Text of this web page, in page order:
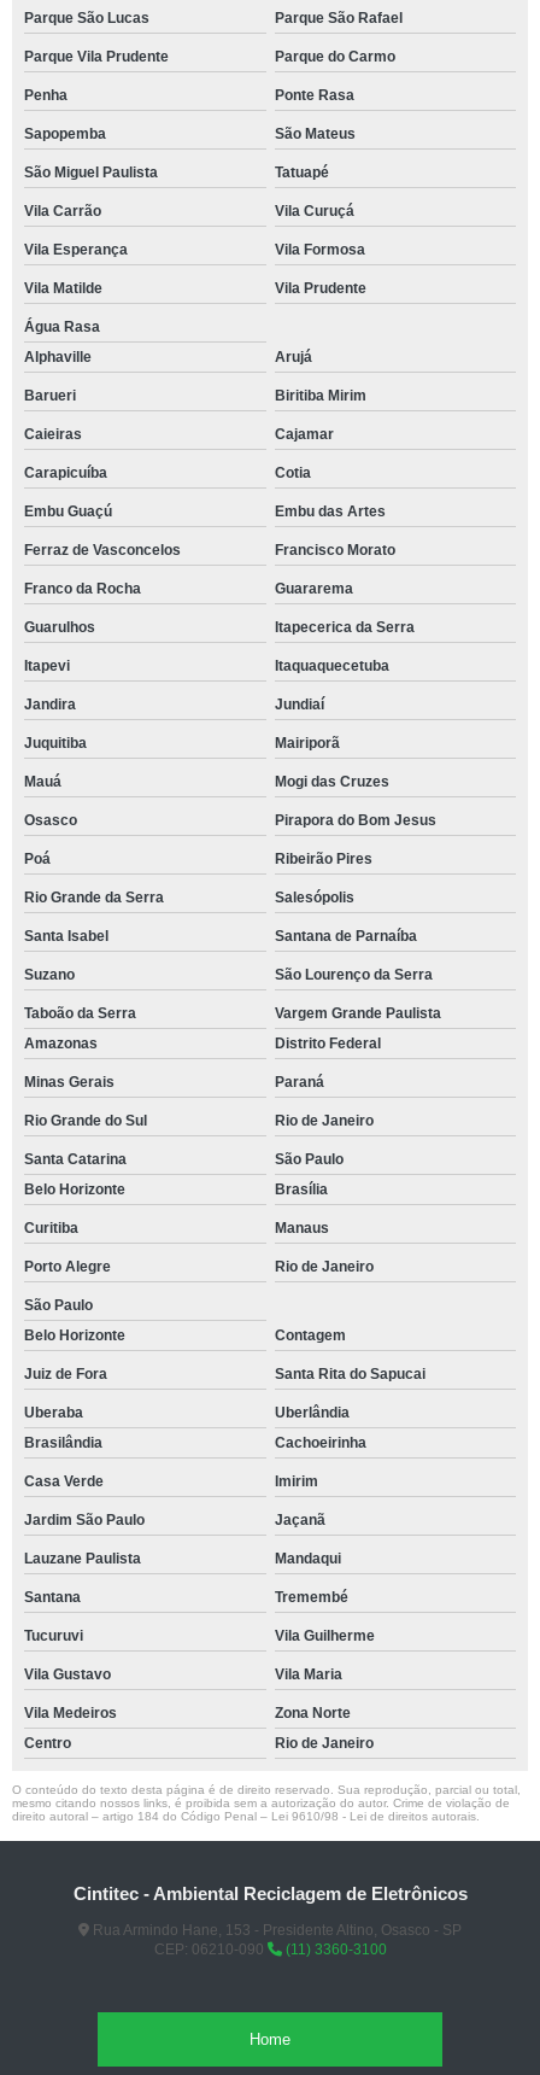
Parque São Lucas Parque São Rafael
Parque Vila Prudente Parque do Carmo
Penha Ponte Rasa
Sapopemba São Mateus
São Miguel Paulista Tatuapé
Vila Carrão Vila Curuçá
Vila Esperança Vila Formosa
Vila Matilde Vila Prudente
Água Rasa
Alphaville
Arujá
Barueri Biritiba Mirim
Caieiras Cajamar
Carapicuíba Cotia
Embu Guaçú Embu das Artes
Ferraz de Vasconcelos Francisco Morato
Franco da Rocha Guararema
Guarulhos Itapecerica da Serra
Itapevi Itaquaquecetuba
Jandira Jundiaí
Juquitiba Mairiporã
Mauá Mogi das Cruzes
Osasco Pirapora do Bom Jesus
Poá Ribeirão Pires
Rio Grande da Serra Salesópolis
Santa Isabel Santana de Parnaíba
Suzano São Lourenço da Serra
Taboão da Serra
Vargem Grande Paulista
Amazonas
Distrito Federal
Minas Gerais Paraná
Rio Grande do Sul Rio de Janeiro
Santa Catarina
São Paulo
Belo Horizonte
Brasília
Curitiba Manaus
Porto Alegre Rio de Janeiro
São Paulo
Belo Horizonte
Contagem
Juiz de Fora Santa Rita do Sapucai
Uberaba
Uberlândia
Brasilândia
Cachoeirinha
Casa Verde Imirim
Jardim São Paulo Jaçanã
Lauzane Paulista Mandaqui
Santana Tremembé
Tucuruvi Vila Guilherme
Vila Gustavo Vila Maria
Vila Medeiros
Zona Norte
Centro
Rio de Janeiro
O conteúdo do texto desta página é de direito reservado. Sua reprodução, parcial ou total,
mesmo citando nossos links, é proibida sem a autorização do autor. Crime de violação de
direito autoral – artigo 184 do Código Penal – Lei 9610/98 - Lei de direitos autorais
Cintitec - Ambiental Reciclagem de Eletrônicos
Rua Armindo Hane, 153 - Presidente Altino, Osasco - SP
CEP: 06210-090
(11) 3360-3100
Home